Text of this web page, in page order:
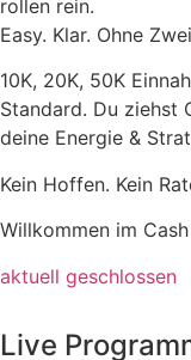
rollen rein.
Easy. Klar. Ohne
10K, 20K, 50K
Standard. Du ziehst
deine Energie &
Kein Hoffen. Kein
Willkommen im
aktuell geschlossen
Live